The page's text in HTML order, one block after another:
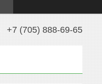
+7 (705) 888-69-65